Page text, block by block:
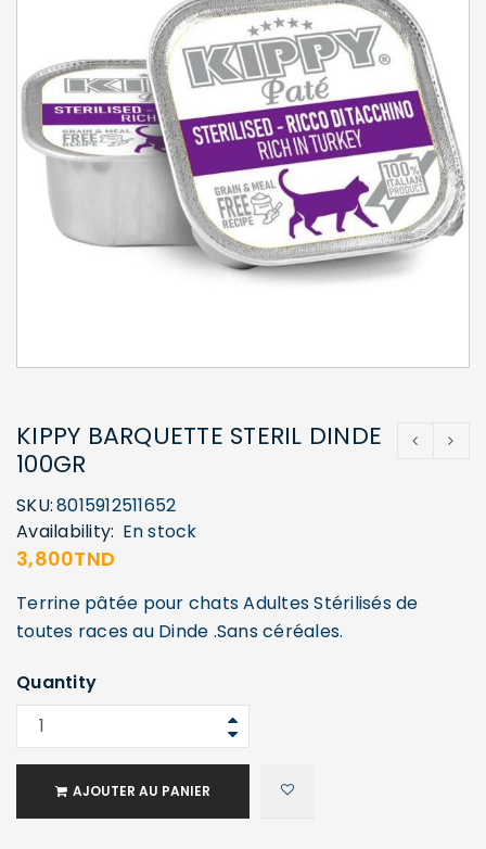
KIPPY BARQUETTE STERIL DINDE
100GR
SKU:8015912511652
Availability: En stock
3,800TND
Terrine pâtée pour chats Adultes Stérilisés de
toutes races au Dinde .Sans céréales.
Quantity
AJOUTER AU PANIER